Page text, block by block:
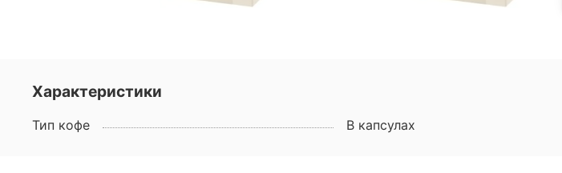
Характеристики
Тип кофе В капсулах